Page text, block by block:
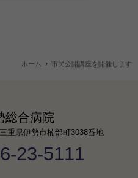
ホーム 市民公開講座を開催します
総合病院
重県伊勢市楠部町3038番地
23-5111